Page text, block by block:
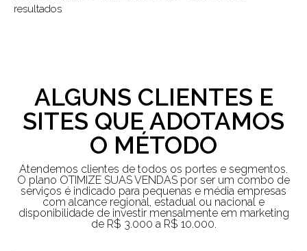
resultados
ALGUNS CLIENTES E
SITES QUE ADOTAMOS
O MÉTODO
Atendemos clientes de todos os portes e segmentos.
O plano OTIMIZE SUAS VENDAS por ser um combo de
serviços é indicado para pequenas e média empresas
com alcance regional, estadual ou nacional e
disponibilidade de investir mensalmente em marketing
de R$ 3.000 a R$ 10.000.